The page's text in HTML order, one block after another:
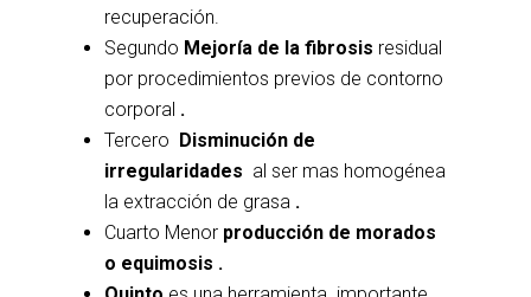
recuperación.
Segundo Mejoría de la fibrosis residual
por procedimientos previos de contorno
corporal .
Tercero Disminución de
irregularidades al ser mas homogénea
la extracción de grasa .
Cuarto Menor producción de morados
o equimosis .